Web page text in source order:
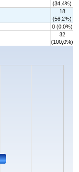
(34,4%)
18
(56,2%)
0 (0,0%)
32
(100,0%)